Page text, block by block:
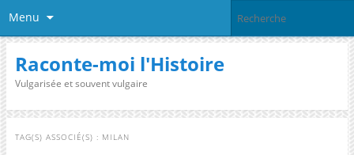
Menu
Raconte-moi l'Histoire
Vulgarisée et souvent vulgaire
TAG(S) ASSOCIÉ(S) : MILAN